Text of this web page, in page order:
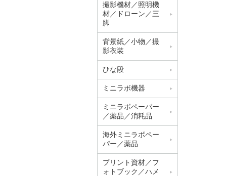
撮影機材／照明機
材／ドローン／三
脚
背景紙／小物／撮
影衣装
ひな段
ミニラボ機器
ミニラボペーパー
／薬品／消耗品
海外ミニラボペー
パー／薬品
プリント資材／フ
ォトブック／ハメ